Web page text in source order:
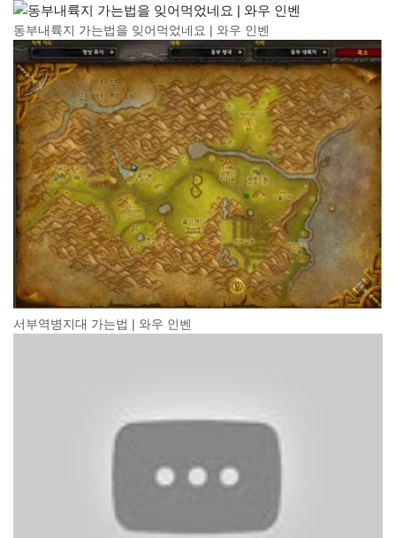
동부내륙지 가는법을 잊어먹었네요 | 와우 인벤
서부역병지대 가는법 | 와우 인벤